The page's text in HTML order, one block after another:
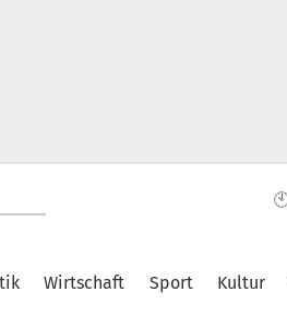
Wirtschaft Sport Kultur